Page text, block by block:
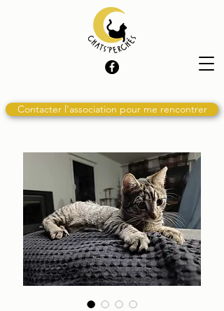
Contacter l'association pour me rencontrer